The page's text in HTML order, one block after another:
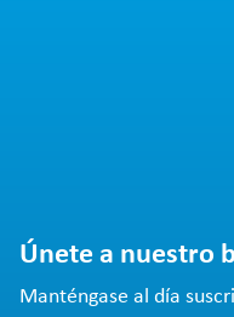
Únete a nuestro
Manténgase al día